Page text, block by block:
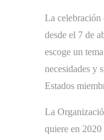
La celebración
desde el 7 de
escoge un
necesidades y
Estados
La
quiere en 2020